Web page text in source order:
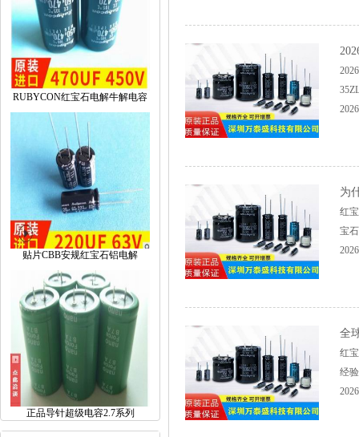
RUBYCON红宝石电解牛解电容
贴片CBB安规红宝石铝电解
正品导针超级电容2.7系列
为
红
宝
全
红
经